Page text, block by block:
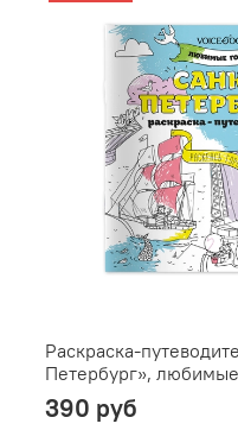
Раскраска-
Петербург»,
390 руб